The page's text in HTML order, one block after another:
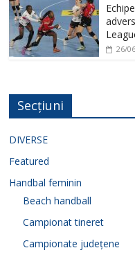
26/
Secțiuni
DIVERSE
Featured
Handbal feminin
Beach handball
Campionat tineret
Campionate județene